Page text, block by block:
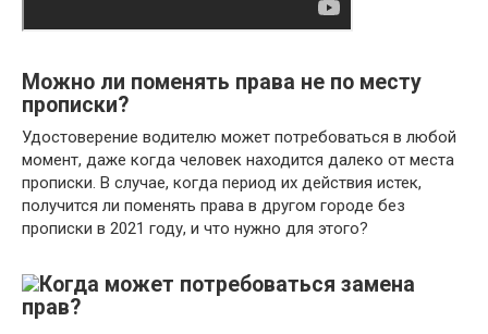
Можно ли поменять права не по месту
прописки?
Удостоверение водителю может потребоваться в любой
момент, даже когда человек находится далеко от места
прописки. В случае, когда период их действия истек,
получится ли поменять права в другом городе без
прописки в 2021 году, и что нужно для этого?
Когда может потребоваться замена
прав?